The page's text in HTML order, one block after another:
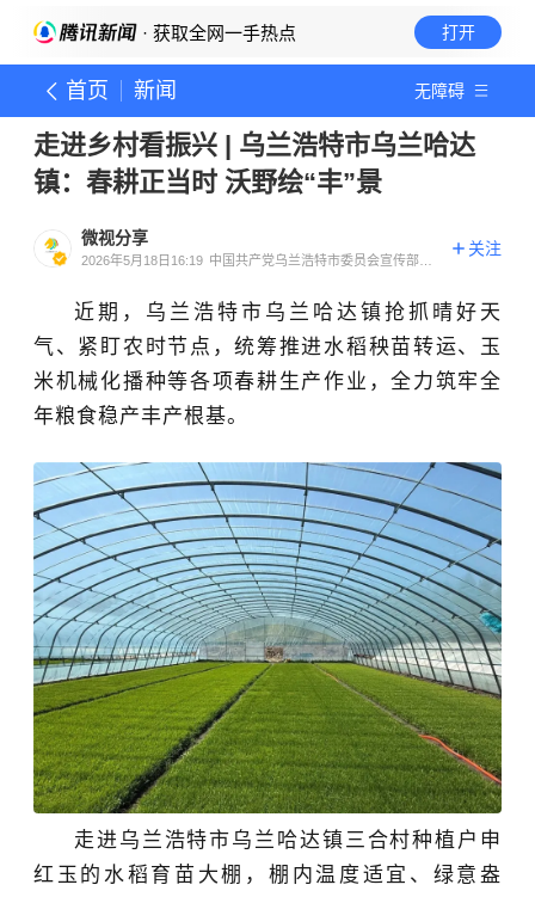
· 获取全网一手热点 打开
首页 新闻 无障碍
走进乡村看振兴 | 乌兰浩特市乌兰哈达
镇：春耕正当时 沃野绘“丰”景
微视分享
2026年5月18日16:19 中国共产党乌兰浩特市委员会宣传部官
关注
近期，乌兰浩特市乌兰哈达镇抢抓晴好天
气、紧盯农时节点，统筹推进水稻秧苗转运、玉
米机械化播种等各项春耕生产作业，全力筑牢全
年粮食稳产丰产根基。
走进乌兰浩特市乌兰哈达镇三合村种植户申
红玉的水稻育苗大棚 ，棚内温度适宜、绿意盎